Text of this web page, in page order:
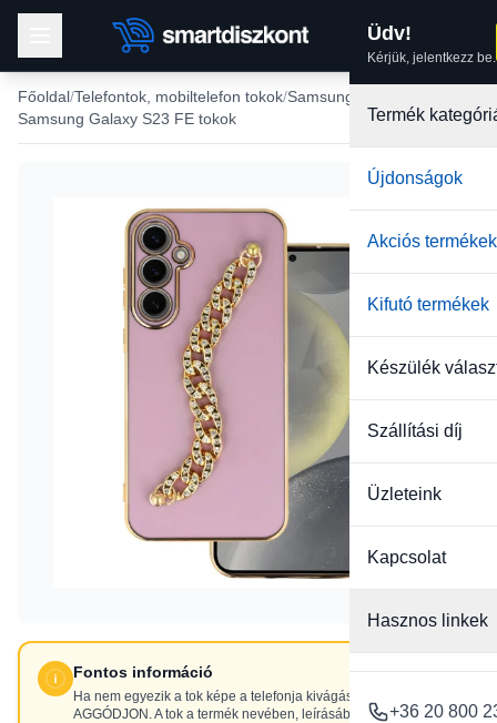
Üdv!
Kérjük, jelentkezz be.
Termék
Újdonságok
Akciós termékek
Kifutó termékek
Készülék
Szállítási díj
Üzleteink
Kapcsolat
Hasznos linkek
+36 20 800
Főoldal Telefontok, mobiltelefon tokok Samsung tokok
Samsung Galaxy S23 FE tokok
Fontos információ
Ha nem egyezik a tok képe a telefonja kivágásaival, NE
AGGÓDJON. A tok a termék nevében, leírásában szereplő